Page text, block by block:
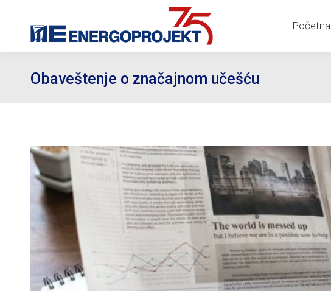
Početna
Obaveštenje o značajnom učešću
Početna